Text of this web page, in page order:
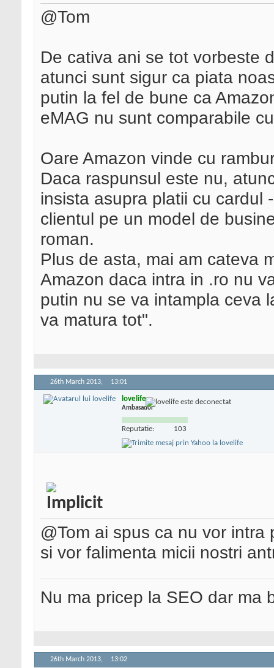
@Tom
De cativa ani se tot vorbeste
atunci sunt sigur ca piata
putin la fel de bune ca
eMAG nu sunt comparabile
Oare Amazon vinde cu
Daca raspunsul este nu,
insista asupra platii cu cardul
clientul pe un model de
roman.
Plus de asta, mai am cateva
Amazon daca intra in .ro nu
putin nu se va intampla ceva
va matura tot".
26th March 2013, 13:01
lovelife
Ambasador
Reputatie: 103
@Tom ai spus ca nu vor
si vor falimenta micii nostri
Nu ma pricep la SEO dar ma
26th March 2013, 13:02